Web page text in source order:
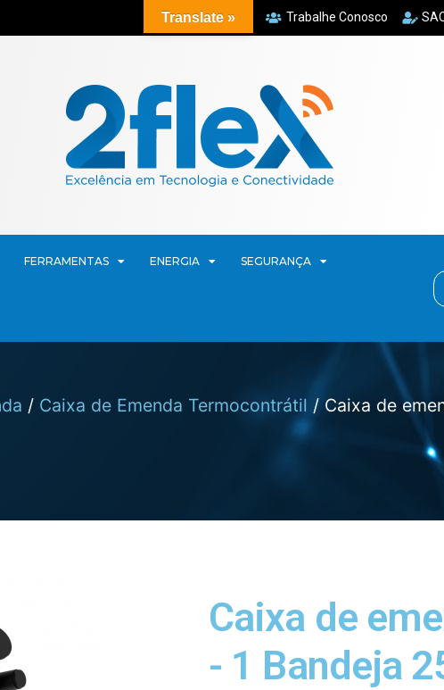
Trabalhe Conosco
FERRAMENTAS ENERGIA SEGURANÇA
/ Caixa de Emenda Termocontrátil / Caixa de
Caixa de
- 1 Bandeja
Translate »